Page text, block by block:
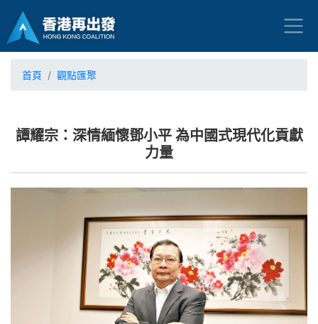
首頁 觀點匯聚
譚耀宗：深情緬懷鄧小平 為中國式現代化貢獻
力量